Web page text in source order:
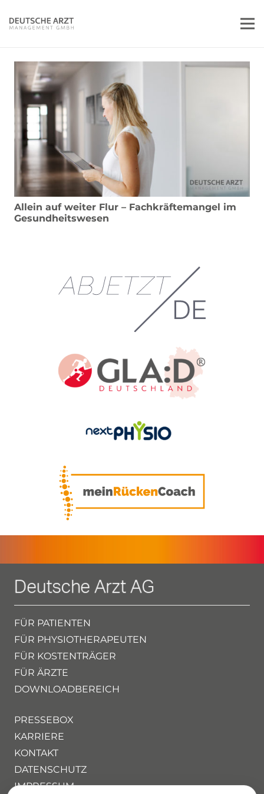
Allein auf weiter Flur – Fachkräftemangel im
Gesundheitswesen
FÜR PATIENTEN
FÜR PHYSIOTHERAPEUTEN
FÜR KOSTENTRÄGER
FÜR ÄRZTE
DOWNLOADBEREICH
PRESSEBOX
KARRIERE
KONTAKT
DATENSCHUTZ
IMPRESSUM